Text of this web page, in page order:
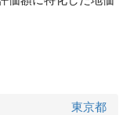
東京都